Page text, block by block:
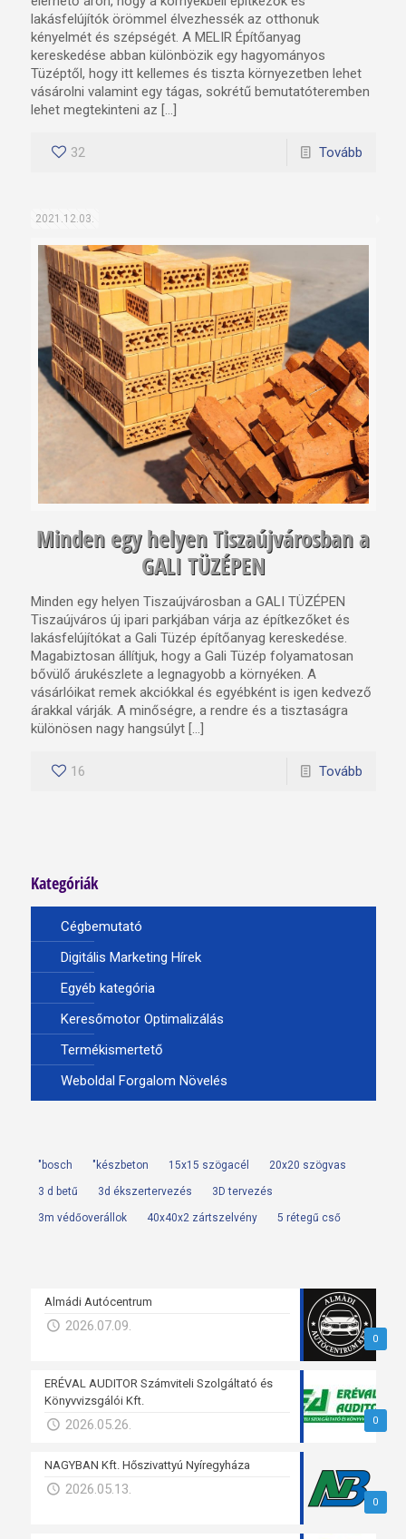
lakásfelújítók örömmel élvezhessék az otthonuk
kényelmét és szépségét. A MELIR Építőanyag
kereskedése abban különbözik egy hagyományos
Tüzéptől, hogy itt kellemes és tiszta környezetben lehet
vásárolni valamint egy tágas, sokrétű bemutatóteremben
lehet megtekinteni az […]
32 Tovább
2021.12.03.
Minden egy helyen Tiszaújvárosban a
GALI TÜZÉPEN
Minden egy helyen Tiszaújvárosban a GALI TÜZÉPEN
Tiszaújváros új ipari parkjában várja az építkezőket és
lakásfelújítókat a Gali Tüzép építőanyag kereskedése.
Magabiztosan állítjuk, hogy a Gali Tüzép folyamatosan
bővülő árukészlete a legnagyobb a környéken. A
vásárlóikat remek akciókkal és egyébként is igen kedvező
árakkal várják. A minőségre, a rendre és a tisztaságra
különösen nagy hangsúlyt […]
16 Tovább
Kategóriák
Cégbemutató
Digitális Marketing Hírek
Egyéb kategória
Keresőmotor Optimalizálás
Termékismertető
Weboldal Forgalom Növelés
"bosch "készbeton 15x15 szögacél 20x20 szögvas
3 d betű 3d ékszertervezés 3D tervezés
3m védőoverállok 40x40x2 zártszelvény 5 rétegű cső
0
Almádi Autócentrum
2026.07.09.
0
ERÉVAL AUDITOR Számviteli Szolgáltató és
Könyvvizsgálói Kft.
2026.05.26.
0
NAGYBAN Kft. Hőszivattyú Nyíregyháza
2026.05.13.